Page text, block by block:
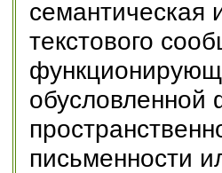
текстового
обусловленной
письменности